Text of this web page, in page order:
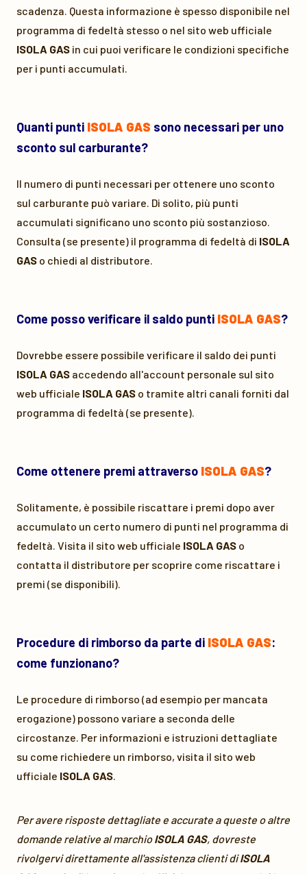
scadenza. Questa informazione è spesso disponibile nel
programma di fedeltà stesso o nel sito web ufficiale
ISOLA GAS in cui puoi verificare le condizioni specifiche
per i punti accumulati.
Quanti punti ISOLA GAS sono necessari per uno
sconto sul carburante?
Il numero di punti necessari per ottenere uno sconto
sul carburante può variare. Di solito, più punti
accumulati significano uno sconto più sostanzioso.
Consulta (se presente) il programma di fedeltà di ISOLA
GAS o chiedi al distributore.
Come posso verificare il saldo punti ISOLA GAS?
Dovrebbe essere possibile verificare il saldo dei punti
ISOLA GAS accedendo all'account personale sul sito
web ufficiale ISOLA GAS o tramite altri canali forniti dal
programma di fedeltà (se presente).
Come ottenere premi attraverso ISOLA GAS?
Solitamente, è possibile riscattare i premi dopo aver
accumulato un certo numero di punti nel programma di
fedeltà. Visita il sito web ufficiale ISOLA GAS o
contatta il distributore per scoprire come riscattare i
premi (se disponibili).
Procedure di rimborso da parte di ISOLA GAS:
come funzionano?
Le procedure di rimborso (ad esempio per mancata
erogazione) possono variare a seconda delle
circostanze. Per informazioni e istruzioni dettagliate
su come richiedere un rimborso, visita il sito web
ufficiale ISOLA GAS.
Per avere risposte dettagliate e accurate a queste o altre
domande relative al marchioISOLA GAS, dovreste
rivolgervi direttamente all'assistenza clienti diISOLA